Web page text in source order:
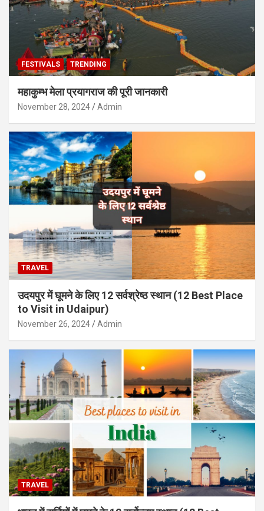
FESTIVALS TRENDING
महाकुम्भ मेला प्रयागराज की पूरी जानकारी
November 28, 2024 Admin
TRAVEL
उदयपुर में घूमने के लिए 12 सर्वश्रेष्ठ स्थान (12 Best Place
to Visit in Udaipur)
November 26, 2024 Admin
TRAVEL